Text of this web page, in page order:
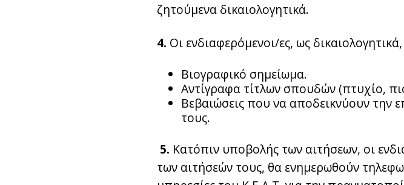
ζητούμενα δικαιολογητικά.
4. Οι ενδιαφερόμενοι/ες, ως
Βιογραφικό σημείωμα.
Αντίγραφα τίτλων σπουδών (πτυχίο,
Βεβαιώσεις που να αποδεικνύουν την
τους.
5. Κατόπιν υποβολής των αιτήσεων, οι
των αιτήσεών τους, θα ενημερωθούν